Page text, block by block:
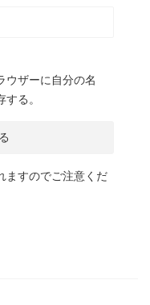
ウザーに自分の名
る。
ますのでご注意くだ